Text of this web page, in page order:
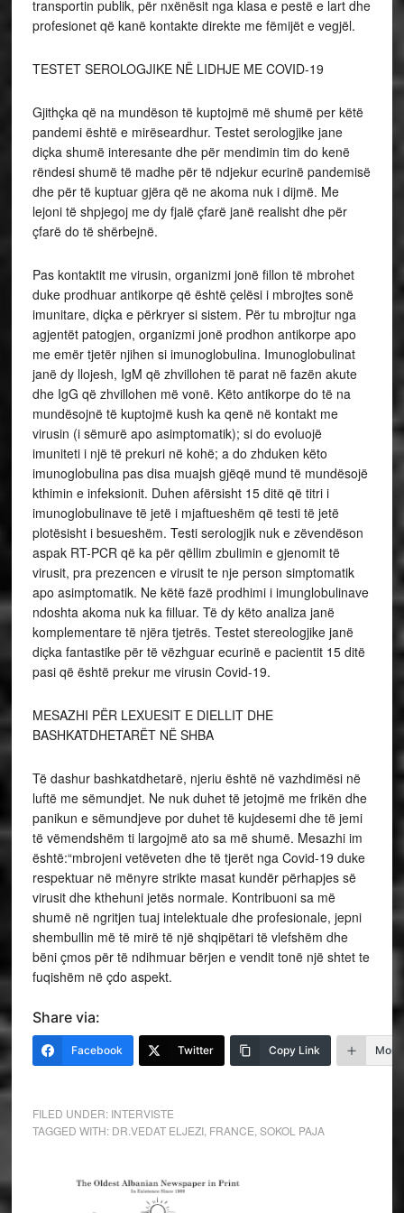
transportin publik, për nxënësit nga klasa e pestë e lart dhe
profesionet që kanë kontakte direkte me fëmijët e vegjël.
TESTET SEROLOGJIKE NË LIDHJE ME COVID-19
Gjithçka që na mundëson të kuptojmë më shumë per këtë
pandemi është e mirëseardhur. Testet serologjike jane
diçka shumë interesante dhe për mendimin tim do kenë
rëndesi shumë të madhe për të ndjekur ecurinë pandemisë
dhe për të kuptuar gjëra që ne akoma nuk i dijmë. Me
lejoni të shpjegoj me dy fjalë çfarë janë realisht dhe për
çfarë do të shërbejnë.
Pas kontaktit me virusin, organizmi jonë fillon të mbrohet
duke prodhuar antikorpe që është çelësi i mbrojtes sonë
imunitare, diçka e përkryer si sistem. Për tu mbrojtur nga
agjentët patogjen, organizmi jonë prodhon antikorpe apo
me emër tjetër njihen si imunoglobulina. Imunoglobulinat
janë dy llojesh, IgM që zhvillohen të parat në fazën akute
dhe IgG që zhvillohen më vonë. Këto antikorpe do të na
mundësojnë të kuptojmë kush ka qenë në kontakt me
virusin (i sëmurë apo asimptomatik); si do evoluojë
imuniteti i një të prekuri në kohë; a do zhduken këto
imunoglobulina pas disa muajsh gjëqë mund të mundësojë
kthimin e infeksionit. Duhen afërsisht 15 ditë që titri i
imunoglobulinave të jetë i mjaftueshëm që testi të jetë
plotësisht i besueshëm. Testi serologjik nuk e zëvendëson
aspak RT-PCR që ka për qëllim zbulimin e gjenomit të
virusit, pra prezencen e virusit te nje person simptomatik
apo asimptomatik. Ne këtë fazë prodhimi i imunglobulinave
ndoshta akoma nuk ka filluar. Të dy këto analiza janë
komplementare të njëra tjetrës. Testet stereologjike janë
diçka fantastike për të vëzhguar ecurinë e pacientit 15 ditë
pasi që është prekur me virusin Covid-19.
MESAZHI PËR LEXUESIT E DIELLIT DHE
BASHKATDHETARËT NË SHBA
Të dashur bashkatdhetarë, njeriu është në vazhdimësi në
luftë me sëmundjet. Ne nuk duhet të jetojmë me frikën dhe
panikun e sëmundjeve por duhet të kujdesemi dhe të jemi
të vëmendshëm ti largojmë ato sa më shumë. Mesazhi im
është:“mbrojeni vetëveten dhe të tjerët nga Covid-19 duke
respektuar në mënyre strikte masat kundër përhapjes së
virusit dhe kthehuni jetës normale. Kontribuoni sa më
shumë në ngritjen tuaj intelektuale dhe profesionale, jepni
shembullin më të mirë të një shqipëtari të vlefshëm dhe
bëni çmos për të ndihmuar bërjen e vendit tonë një shtet te
fuqishëm në çdo aspekt.
Share via:
Facebook Twitter Copy Link More
FILED UNDER: INTERVISTE
TAGGED WITH: DR.VEDAT ELJEZI, FRANCE SOKOL PAJA